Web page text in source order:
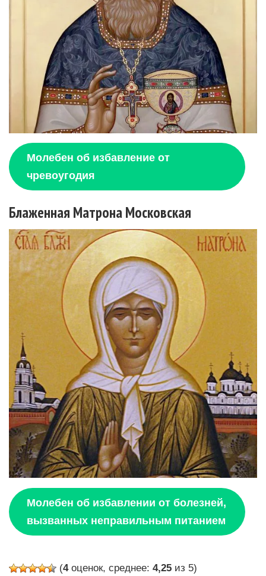
Молебен об избавление от
чревоугодия
Блаженная Матрона Московская
Молебен об избавлении от болезней,
вызванных неправильным питанием
(4оценок, среднее: 4,25 из 5)